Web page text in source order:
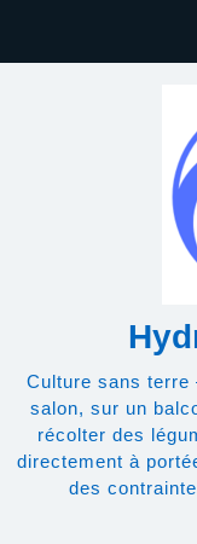
Culture sans terre
salon, sur un
récolter des
directement à
des